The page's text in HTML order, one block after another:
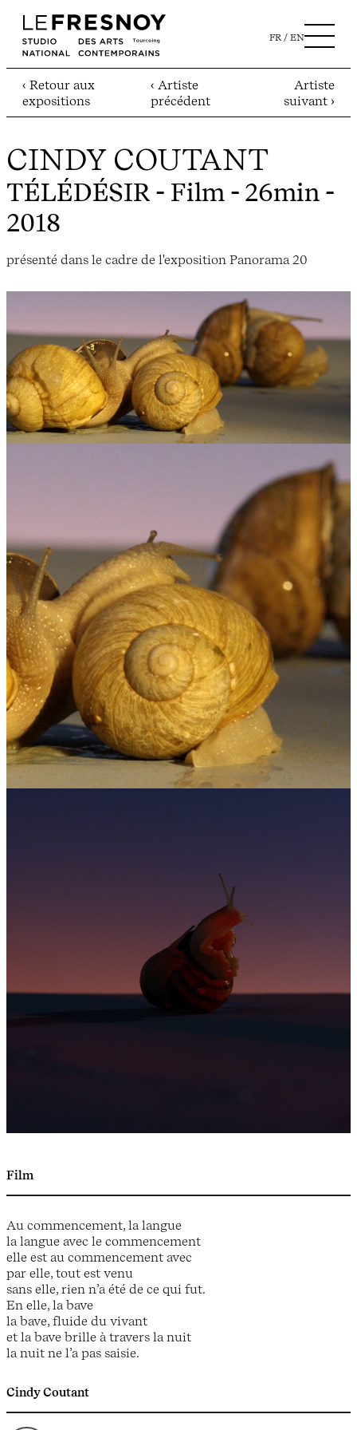
FR EN
‹ Retour aux
expositions
‹ Artiste
précédent
Artiste
suivant ›
CINDY COUTANT
TÉLÉDÉSIR - Film - 26min -
2018
présenté dans le cadre de l'exposition Panorama 20
Film
Au commencement, la langue
la langue avec le commencement
elle est au commencement avec
par elle, tout est venu
sans elle, rien n’a été de ce qui fut.
En elle, la bave
la bave, fluide du vivant
et la bave brille à travers la nuit
la nuit ne l’a pas saisie.
Cindy Coutant